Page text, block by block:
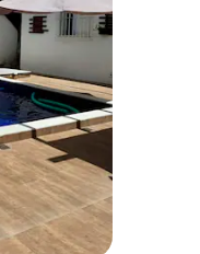
recensies